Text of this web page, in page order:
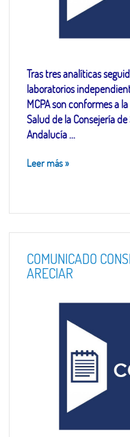
Tras tres analíticas
laboratorios
MCPA son conformes a
Salud de la Consejería
Andalucía ...
Leer más»
COMUNICADO
ARECIAR